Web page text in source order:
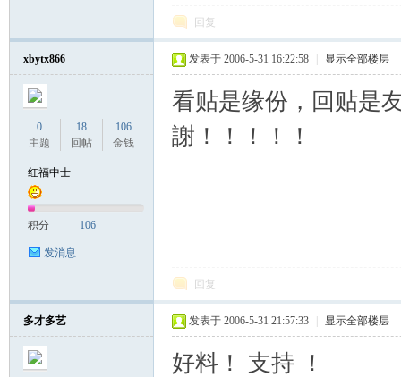
回复
xbytx866
0
主题
18
回帖
106
金钱
红福中士
积分 106
发消息
发表于 2006-5-31 16:22:58 显示全部楼层
看贴是缘份，回贴是
謝！！！！！
回复
多才多艺 发表于 2006-5-31 21:57:33 显示全部楼层
好料！ 支持 ！